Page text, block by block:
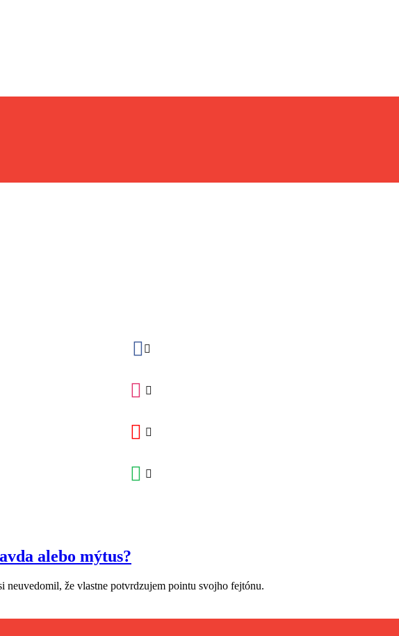
alebo mýtus?
že vlastne potvrdzujem pointu svojho fejtónu.